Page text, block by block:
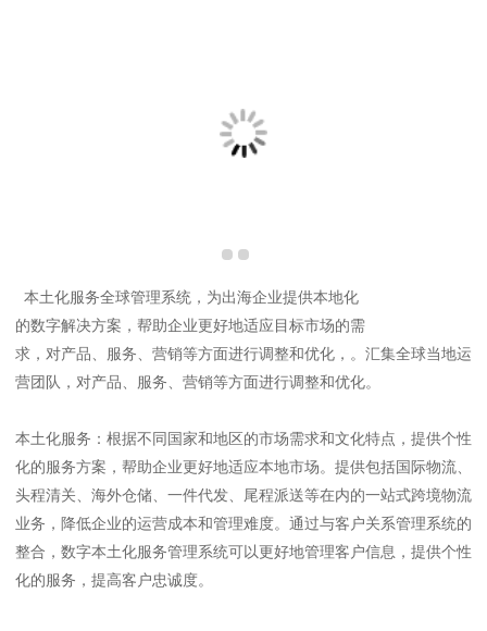
本土化服务全球管理系统，为出海企业提供本地化
的数字解决方案，帮助企业更好地适应目标市场的需
求，对产品、服务、营销等方面进行调整和优化，。汇集全球当地运
营团队，对产品、服务、营销等方面进行调整和优化。
本土化服务：根据不同国家和地区的市场需求和文化特点，提供个性
化的服务方案，帮助企业更好地适应本地市场。提供包括国际物流、
头程清关、海外仓储、一件代发、尾程派送等在内的一站式跨境物流
业务，降低企业的运营成本和管理难度。通过与客户关系管理系统的
整合，数字本土化服务管理系统可以更好地管理客户信息，提供个性
化的服务，提高客户忠诚度。